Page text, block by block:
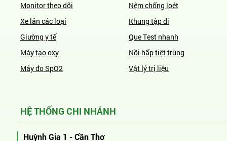
Monitor theo dõi
Xe lăn các loại
Giường y tế
Máy tạo oxy
Máy đo SpO2
Nệm chống loét
Khung tập đi
Que Test nhanh
Nồi hấp tiệt trùng
Vật lý trị liệu
HỆ THỐNG CHI NHÁNH
Huỳnh Gia 1 - Cần Thơ